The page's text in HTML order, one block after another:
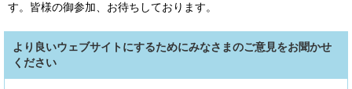
す。皆様の御参加、お待ちしております。
より良いウェブサイトにするためにみなさまのご意見をお聞かせ
ください